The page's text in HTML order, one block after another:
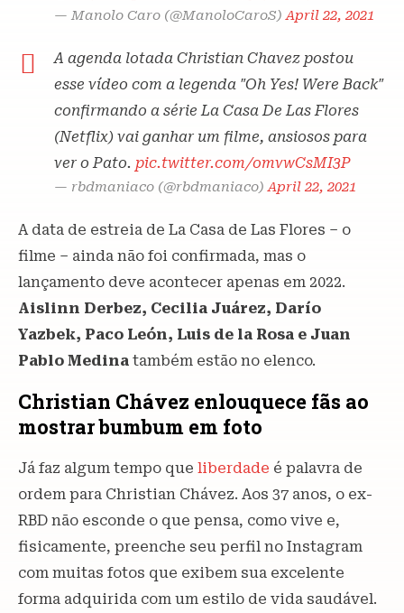
— Manolo Caro (@ManoloCaroS)April 22, 2021
A agenda lotada Christian Chavez postou
esse vídeo com a legenda "Oh Yes! Were Back"
confirmando a série La Casa De Las Flores
(Netflix) vai ganhar um filme, ansiosos para
ver o Pato. pic.twitter.com/omvwCsMI3P
— rbdmaniaco (@rbdmaniaco)April 22, 2021
A data de estreia de La Casa de Las Flores – o
filme – ainda não foi confirmada, mas o
lançamento deve acontecer apenas em 2022.
Aislinn Derbez, Cecilia Juárez, Darío
Yazbek, Paco León, Luis de la Rosa e Juan
Pablo Medina também estão no elenco.
Christian Chávez enlouquece fãs ao
mostrar bumbum em foto
Já faz algum tempo que liberdade é palavra de
ordem para Christian Chávez. Aos 37 anos, o ex-
RBD não esconde o que pensa, como vive e,
fisicamente, preenche seu perfil no Instagram
com muitas fotos que exibem sua excelente
forma adquirida com um estilo de vida saudável.